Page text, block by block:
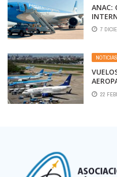
ANAC:
7
NOTICIAS
22